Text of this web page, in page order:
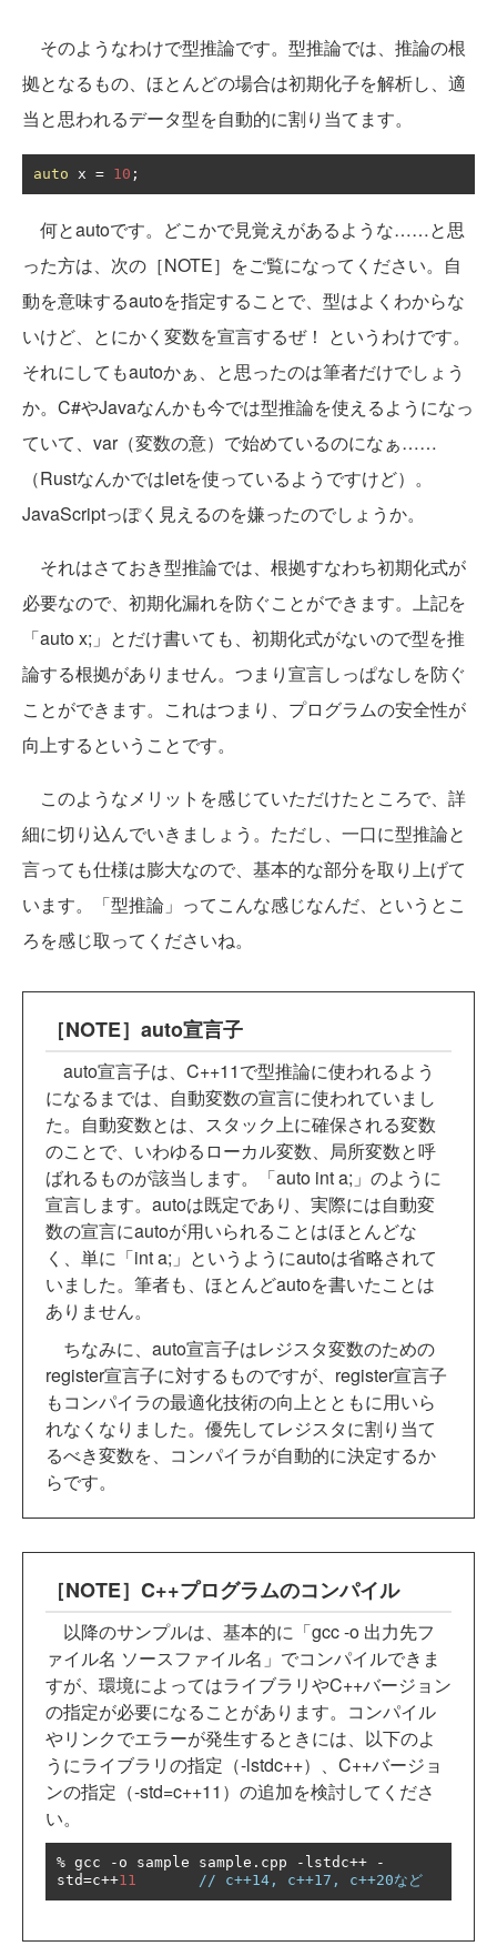
そのようなわけで型推論です。型推論では、推論の根
拠となるもの、ほとんどの場合は初期化子を解析し、適
当と思われるデータ型を自動的に割り当てます。
auto x = 10 ;
何とautoです。どこかで見覚えがあるような……と思
った方は、次の［NOTE］をご覧になってください。自
動を意味するautoを指定することで、型はよくわからな
いけど、とにかく変数を宣言するぜ！ というわけです。
それにしてもautoかぁ、と思ったのは筆者だけでしょう
か。C#やJavaなんかも今では型推論を使えるようになっ
ていて、var（変数の意）で始めているのになぁ……
（Rustなんかではletを使っているようですけど）。
JavaScriptっぽく見えるのを嫌ったのでしょうか。
それはさておき型推論では、根拠すなわち初期化式が
必要なので、初期化漏れを防ぐことができます。上記を
「auto x;」とだけ書いても、初期化式がないので型を推
論する根拠がありません。つまり宣言しっぱなしを防ぐ
ことができます。これはつまり、プログラムの安全性が
向上するということです。
このようなメリットを感じていただけたところで、詳
細に切り込んでいきましょう。ただし、一口に型推論と
言っても仕様は膨大なので、基本的な部分を取り上げて
います。「型推論」ってこんな感じなんだ、というとこ
ろを感じ取ってくださいね。
［NOTE］auto宣言子
auto宣言子は、C++11で型推論に使われるよう
になるまでは、自動変数の宣言に使われていまし
た。自動変数とは、スタック上に確保される変数
のことで、いわゆるローカル変数、局所変数と呼
ばれるものが該当します。「auto int a;」のように
宣言します。autoは既定であり、実際には自動変
数の宣言にautoが用いられることはほとんどな
く、単に「int a;」というようにautoは省略されて
いました。筆者も、ほとんどautoを書いたことは
ありません。
ちなみに、auto宣言子はレジスタ変数のための
register宣言子に対するものですが、register宣言子
もコンパイラの最適化技術の向上とともに用いら
れなくなりました。優先してレジスタに割り当て
るべき変数を、コンパイラが自動的に決定するか
らです。
［NOTE］C++プログラムのコンパイル
以降のサンプルは、基本的に「gcc -o 出力先フ
ァイル名 ソースファイル名」でコンパイルできま
すが、環境によってはライブラリやC++バージョン
の指定が必要になることがあります。コンパイル
やリンクでエラーが発生するときには、以下のよ
うにライブラリの指定（-lstdc++）、C++バージョ
ンの指定（-std=c++11）の追加を検討してくださ
い。
% gcc - o sample sample . cpp - lstdc++
-
std=c++11 // c++14, c++17, c++20など